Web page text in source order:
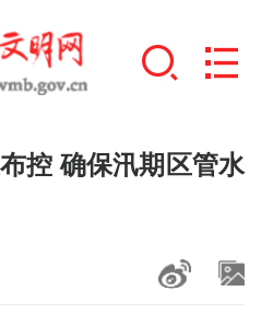
控 确保汛期区管水